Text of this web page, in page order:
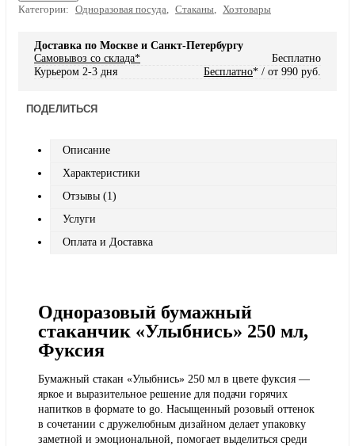
Категории: Одноразовая посуда Стаканы Хозтовары
Доставка по Москве и Санкт-Петербургу
Самовывоз со склада*
Бесплатно
Курьером 2-3 дня
Бесплатно* / от 990 руб.
ПОДЕЛИТЬСЯ
Описание
Характеристики
Отзывы (1)
Услуги
Оплата и Доставка
Одноразовый бумажный
стаканчик «Улыбнись» 250 мл,
Фуксия
Бумажный стакан «Улыбнись» 250 мл в цвете фуксия —
яркое и выразительное решение для подачи горячих
напитков в формате to go. Насыщенный розовый оттенок
в сочетании с дружелюбным дизайном делает упаковку
заметной и эмоциональной, помогает выделиться среди